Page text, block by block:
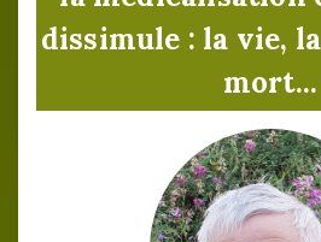
dissimule : la vie,
mort...